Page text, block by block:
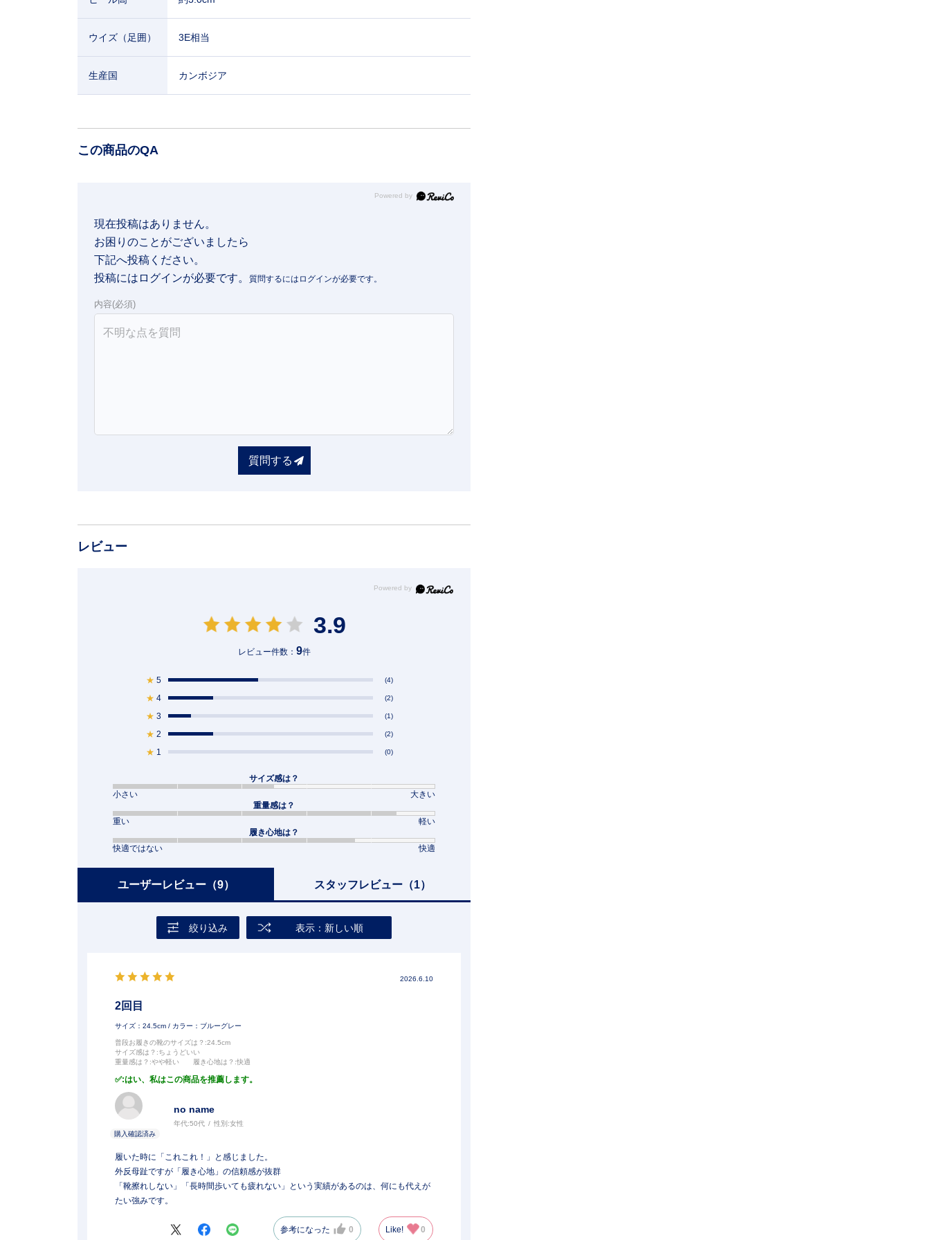
ウイズ（足囲） 3E相当
生産国 カンボジア
この商品のQA
Powered by
現在投稿はありません。
お困りのことがございましたら
下記へ投稿ください。
投稿にはログインが必要です。
内容(必須)
質問する
レビュー
3.9
レビュー件数： 9件
★ 5 (4)
★ 4 (2)
★ 3 (1)
★ 2 (2)
★ 1 (0)
サイズ感は？
小さい
大きい
重量感は？
重い
軽い
履き心地は？
快適ではない
快適
ユーザーレビュー（9） スタッフレビュー（1）
絞り込み 表示：新しい順
2026.6.10
2回目
サイズ：24.5cm / カラー：ブルーグレー
普段お履きの靴のサイズは？ :24.5cm
サイズ感は？ :ちょうどいい
重量感は？ :やや軽い 履き心地は？ :快適
:はい、私はこの商品を推薦します。
no name
年代:50代 性別:女性
履いた時に「これこれ！」と感じました。
外反母趾ですが「履き心地」の信頼感が抜群
「靴擦れしない」「長時間歩いても疲れない」という実績があるのは、何にも代えが
たい強みです。
参考になった 0 Like! 0